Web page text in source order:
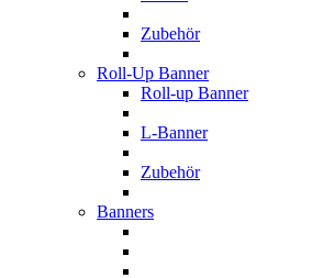
Zubehör
Roll-Up Banner
Roll-up Banner
L-Banner
Zubehör
Banners